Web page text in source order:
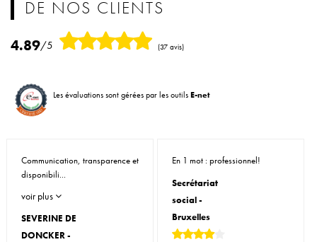
DE NOS CLIENTS
4.89/5 (37 avis)
Les évaluations sont gérées par les outilsE-net
Communication, transparence et
disponibili...
voir plus
SEVERINE DE
DONCKER -
En 1 mot : professionnel!
Secrétariat
social -
Bruxelles